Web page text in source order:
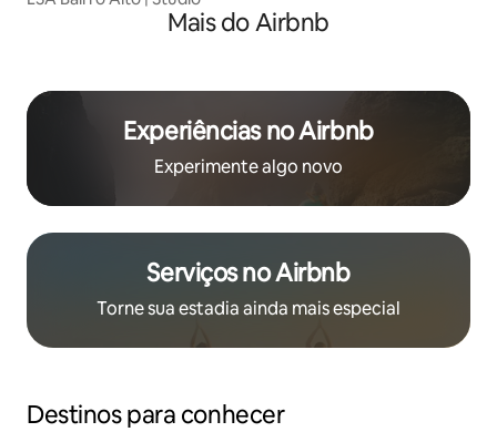
Mais do Airbnb
Experiências no Airbnb
Experimente algo novo
Serviços no Airbnb
Torne sua estadia ainda mais especial
Destinos para conhecer